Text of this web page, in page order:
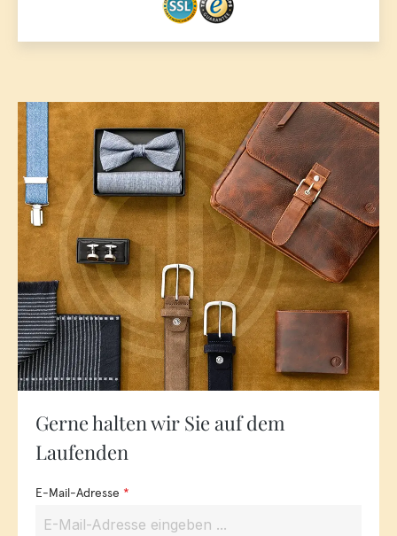
Gerne halten wir Sie auf dem
Laufenden
E-Mail-Adresse *